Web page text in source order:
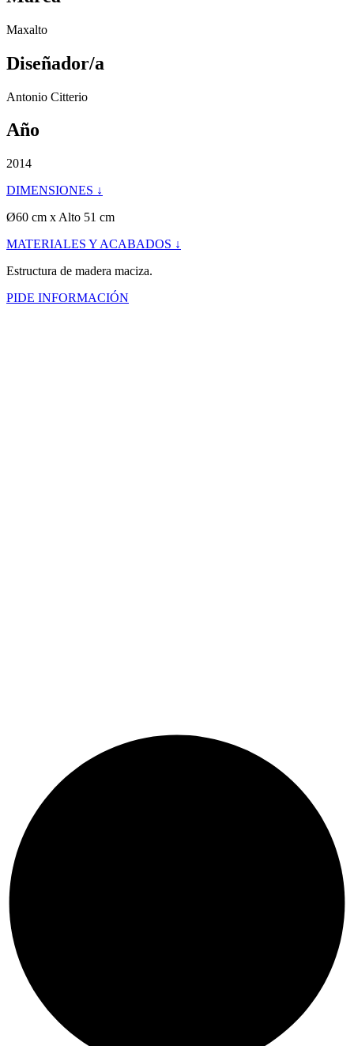
Maxalto
Diseñador/a
Antonio Citterio
Año
2014
DIMENSIONES ↓
Ø60 cm x Alto 51 cm
MATERIALES Y ACABADOS ↓
Estructura de madera maciza.
PIDE INFORMACIÓN